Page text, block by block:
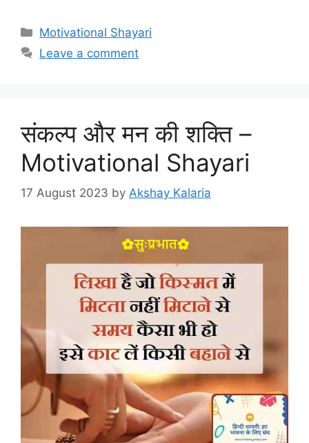
Categories
Motivational Shayari
Leave a comment
संकल्प और मन की शक्ति –
Motivational Shayari
17 August 2023 by Akshay Kalaria